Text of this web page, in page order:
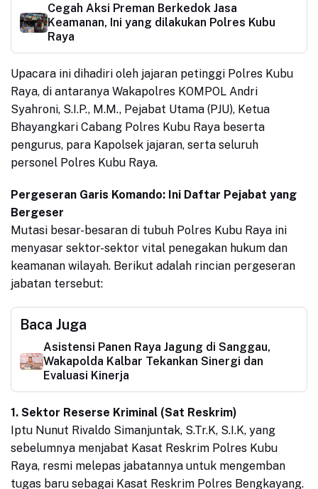
Cegah Aksi Preman Berkedok Jasa
Keamanan, Ini yang dilakukan Polres Kubu
Raya
Upacara ini dihadiri oleh jajaran petinggi Polres Kubu
Raya, di antaranya Wakapolres KOMPOL Andri
Syahroni, S.I.P., M.M., Pejabat Utama (PJU), Ketua
Bhayangkari Cabang Polres Kubu Raya beserta
pengurus, para Kapolsek jajaran, serta seluruh
personel Polres Kubu Raya.
Pergeseran Garis Komando: Ini Daftar Pejabat yang
Bergeser
Mutasi besar-besaran di tubuh Polres Kubu Raya ini
menyasar sektor-sektor vital penegakan hukum dan
keamanan wilayah. Berikut adalah rincian pergeseran
jabatan tersebut:
Baca Juga
Asistensi Panen Raya Jagung di Sanggau,
Wakapolda Kalbar Tekankan Sinergi dan
Evaluasi Kinerja
1. Sektor Reserse Kriminal (Sat Reskrim)
Iptu Nunut Rivaldo Simanjuntak, S.Tr.K, S.I.K, yang
sebelumnya menjabat Kasat Reskrim Polres Kubu
Raya, resmi melepas jabatannya untuk mengemban
tugas baru sebagai Kasat Reskrim Polres Bengkayang.